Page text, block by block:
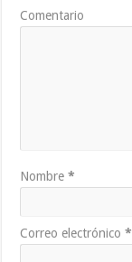
Comentario
Nombre*
Correo electrónico*